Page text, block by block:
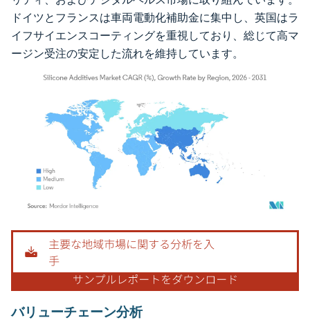
ドイツとフランスは車両電動化補助金に集中し、英国はラ
イフサイエンスコーティングを重視しており、総じて高マ
ージン受注の安定した流れを維持しています。
画像 © Mordor Intelligence。再利用にはCC BY 4.0の表示が必要です。
バリューチェーン分析